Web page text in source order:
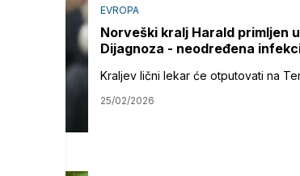
EVROPA
Norveški kralj Harald primljen
Dijagnoza - neodređena
Kraljev lični lekar će otputovati na
25/02/2026